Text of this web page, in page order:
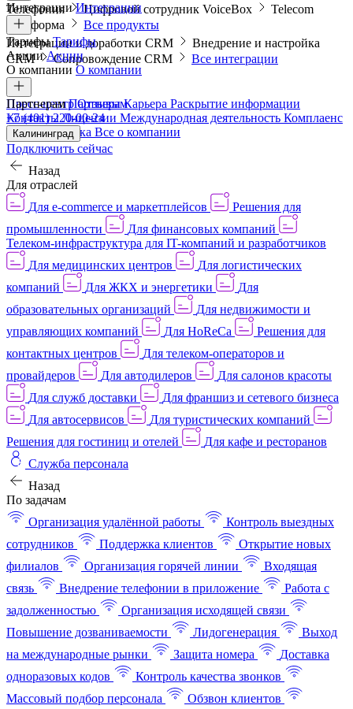
Телефония Цифровой сотрудник VoiceBox
Telecom
платформа
Все продукты
ИнтеграцииИнтеграции
Интеграции и доработки CRM
Внедрение и настройка
CRM
Сопровождение CRM Все интеграции
ТарифыТарифы
АкцииАкции
О компании О компании
Пресс-центрОтзывыКарьера Раскрытие информации
КонтактыЛицензии Международная деятельность Комплаенс
и деловая этика Все о компании
ПартнерамПартнерам
+7 (401) 220-00-24
Калининград
Подключить сейчас
Назад
Для отраслей
Для e-commerce и маркетплейсов
Решения для
промышленности
Для финансовых компаний
Телеком-инфраструктура для IT-компаний и разработчиков
Для медицинских центров
Для логистических
компаний
Для ЖКХ и энергетики
Для
образовательных организаций
Для недвижимости и
управляющих компаний
Для HoReCa
Решения для
контактных центров
Для телеком-операторов и
провайдеров
Для автодилеров
Для салонов красоты
Для служб доставки
Для франшиз и сетевого бизнеса
Для автосервисов
Для туристических компаний
Решения для гостиниц и отелей
Для кафе и ресторанов
Служба персонала
Назад
По задачам
Организация удалённой работы
Контроль выездных
сотрудников
Поддержка клиентов
Открытие новых
филиалов
Организация горячей линии
Входящая
связь
Внедрение телефонии в приложение
Работа с
задолженностью
Организация исходящей связи
Повышение дозваниваемости
Лидогенерация
Выход
на международные рынки
Защита номера
Доставка
одноразовых кодов
Контроль качества звонков
Массовый подбор персонала
Обзвон клиентов